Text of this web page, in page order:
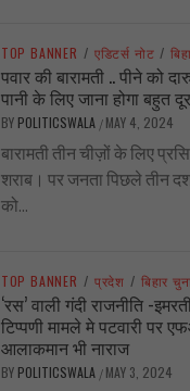
TOP BANNER / एडिटर्स नोट /
पवार की बारामती .. पीने को
पानी के लिए जाना होगा बहुत दूर
BY POLITICSWALA / MAY 4, 2024
बारामती तीन चीज़ों के लिए
शराब। पर जनता पिछले तीन
को...
TOP BANNER / प्रदेश / बिहार
‘रस’ वाली गंदी राजनीति -
टिप्पणी मामले मे पटवारी पर
आलाकमान भी नाराज
BY POLITICSWALA / MAY 3, 2024